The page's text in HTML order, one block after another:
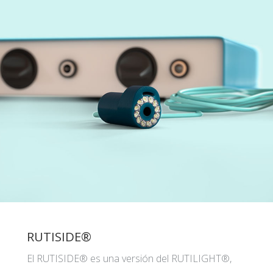
RUTISIDE®
El RUTISIDE® es una versión del RUTILIGHT®,